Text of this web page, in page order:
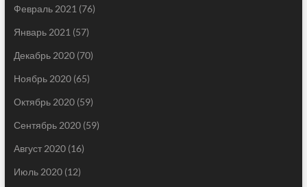
Февраль 2021(76)
Январь 2021(57)
Декабрь 2020(70)
Ноябрь 2020(65)
Октябрь 2020(59)
Сентябрь 2020(59)
Август 2020(16)
Июль 2020(12)